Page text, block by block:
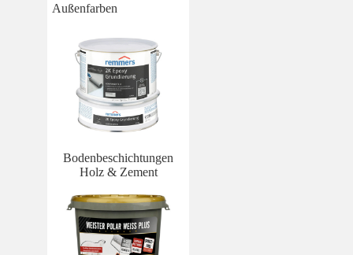
Außenfarben
Bodenbeschichtungen
Holz & Zement